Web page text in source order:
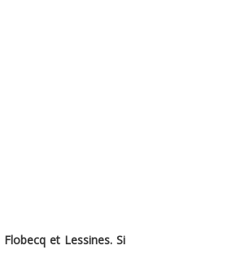
et Lessines. Si